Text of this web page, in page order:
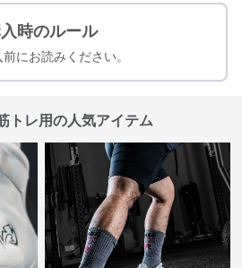
時のルール
にお読みください。
トレ用の人気アイテム